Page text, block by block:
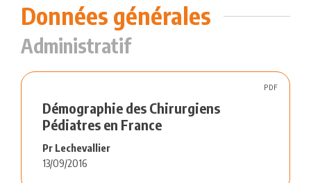
Données générales
Administratif
Démographie des Chirurgiens
Pédiatres en France
Pr Lechevallier
13/09/2016
PDF